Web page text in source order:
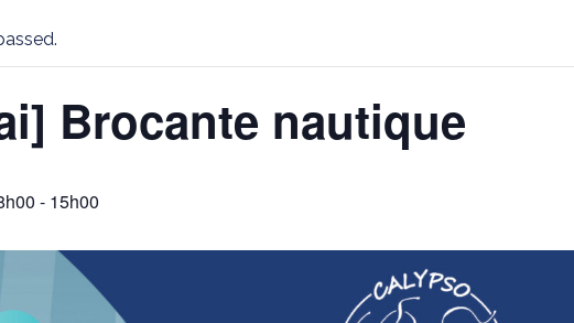
Brocante nautique
- 15h00